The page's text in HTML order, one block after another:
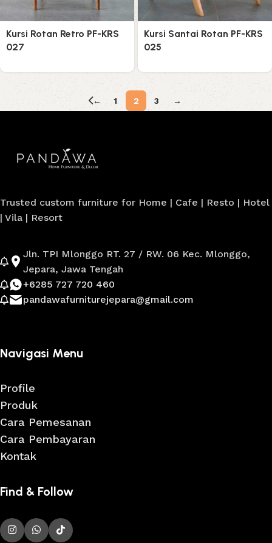
Kursi Rotan Retro PF-KRS
027
Kursi Santai Rotan PF-KRS
025
← 1 2 3 →
Trusted custom furniture for Home | Cafe | Resto | Hotel
| Vila | Resort
Jln. TPI Mlonggo RT. 27 / RW. 06 Kec. Mlonggo,
Jepara, Jawa Tengah
+6285 727 720 460
pandawafurniturejepara@gmail.com
Navigasi Menu
Profile
Produk
Cara Pemesanan
Cara Pembayaran
Kontak
Find & Follow